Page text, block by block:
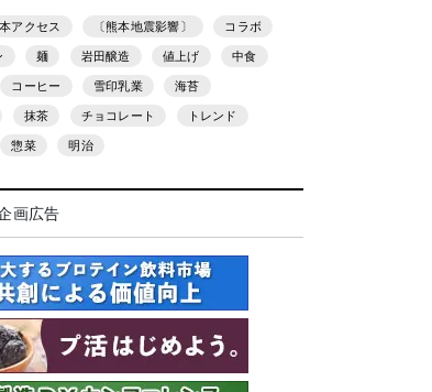
アクセス 〔熊本地震影響〕 コラボ
麺 岩田醸造 値上げ 中食
コーヒー 雪印乳業 海苔
抹茶 チョコレート トレンド
惣菜 明治
画広告